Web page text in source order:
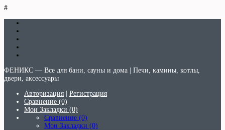
#
ФЕНИКС — Все для бани, сауны и дома | Печи, камины, котлы,
двери, аксессуары
Авторизация
Регистрация
Сравнение (0)
Мои Закладки (0)
Сравнение (0)
Мои Закладки (0)